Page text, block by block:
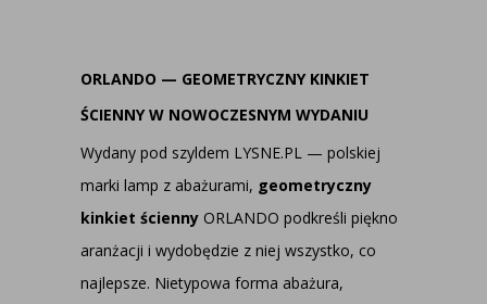
ORLANDO — GEOMETRYCZNY KINKIET
ŚCIENNY W NOWOCZESNYM WYDANIU
Wydany pod szyldem LYSNE.PL — polskiej
marki lamp z abażurami, geometryczny
kinkiet ścienny ORLANDO podkreśli piękno
aranżacji i wydobędzie z niej wszystko, co
najlepsze. Nietypowa forma abażura,